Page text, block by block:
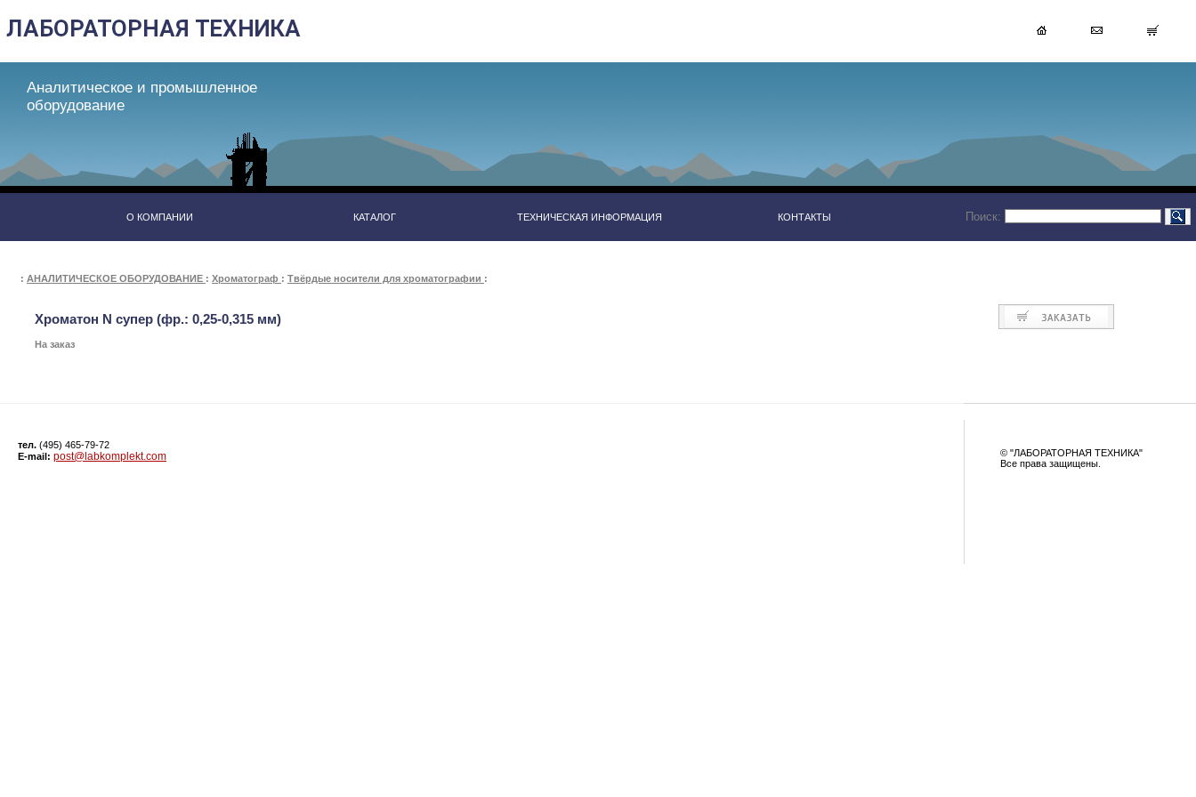
Аналитическое и промышленное
оборудование
О КОМПАНИИ КАТАЛОГ ТЕХНИЧЕСКАЯ ИНФОРМАЦИЯ КОНТАКТЫ Поиск:
: АНАЛИТИЧЕСКОЕ ОБОРУДОВАНИЕ : Хроматограф : Твёрдые носители для хроматографии :
Хроматон N супер (фр.: 0,25-0,315 мм)
На заказ
тел. (495) 465-79-72
E-mail: post@labkomplekt.com
© "ЛАБОРАТОРНАЯ ТЕХНИКА"
Все права защищены.